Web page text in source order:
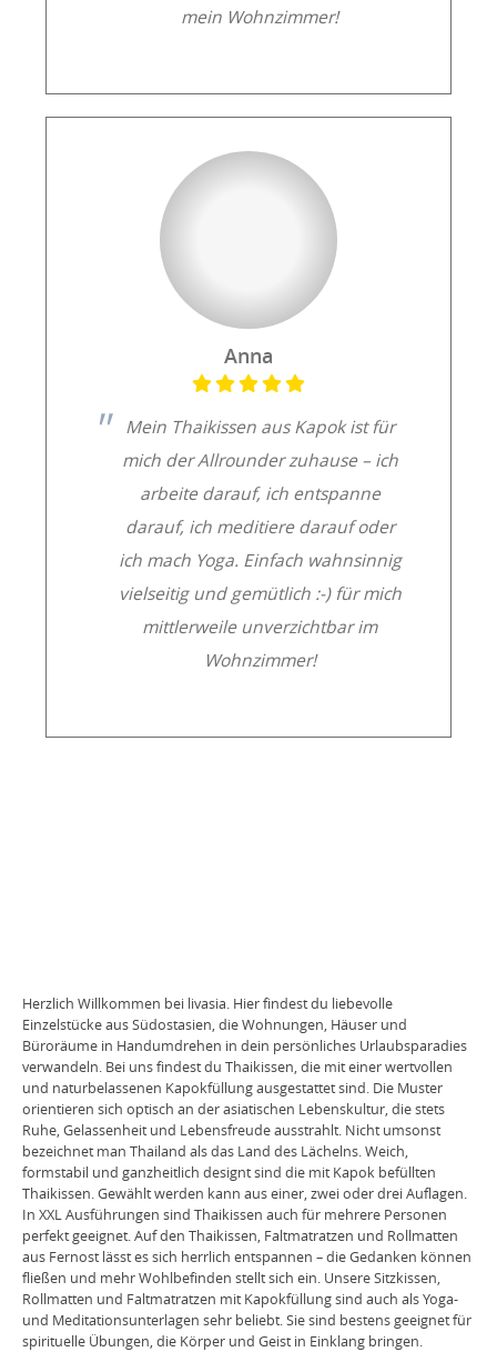
Mein Thaikissen aus Kapok ist für
mich der Allrounder zuhause – ich
arbeite darauf, ich entspanne
darauf, ich meditiere darauf oder
ich mach Yoga. Einfach wahnsinnig
vielseitig und gemütlich :-) für mich
mittlerweile unverzichtbar im
Wohnzimmer!
Anna
mein Wohnzimmer!
Herzlich Willkommen bei livasia. Hier findest du liebevolle
Einzelstücke aus Südostasien, die Wohnungen, Häuser und
Büroräume in Handumdrehen in dein persönliches Urlaubsparadies
verwandeln. Bei uns findest du Thaikissen, die mit einer wertvollen
und naturbelassenen Kapokfüllung ausgestattet sind. Die Muster
orientieren sich optisch an der asiatischen Lebenskultur, die stets
Ruhe, Gelassenheit und Lebensfreude ausstrahlt. Nicht umsonst
bezeichnet man Thailand als das Land des Lächelns. Weich,
formstabil und ganzheitlich designt sind die mit Kapok befüllten
Thaikissen. Gewählt werden kann aus einer, zwei oder drei Auflagen.
In XXL Ausführungen sind Thaikissen auch für mehrere Personen
perfekt geeignet. Auf den Thaikissen, Faltmatratzen und Rollmatten
aus Fernost lässt es sich herrlich entspannen – die Gedanken können
fließen und mehr Wohlbefinden stellt sich ein. Unsere Sitzkissen,
Rollmatten und Faltmatratzen mit Kapokfüllung sind auch als Yoga-
und Meditationsunterlagen sehr beliebt. Sie sind bestens geeignet für
spirituelle Übungen, die Körper und Geist in Einklang bringen.